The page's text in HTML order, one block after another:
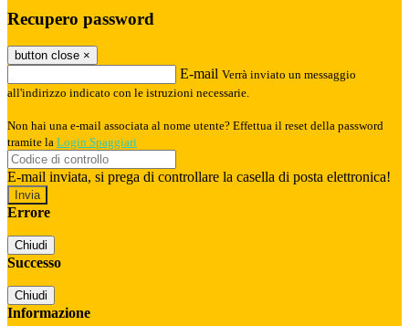
Recupero password
button close ×
E-mail Verrà inviato un messaggio
all'indirizzo indicato con le istruzioni necessarie.
Non hai una e-mail associata al nome utente? Effettua il reset della password
tramite la Login Spaggiari
E-mail inviata, si prega di controllare la casella di posta elettronica!
Errore
Chiudi
Successo
Chiudi
Informazione